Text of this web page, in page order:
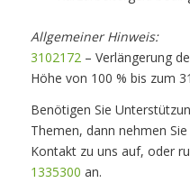
Allgemeiner Hinweis:
3102172 – Verlängerung
Höhe von 100 % bis zum
Benötigen Sie
Themen, dann nehmen
Kontakt zu uns auf, oder
1335300 an.